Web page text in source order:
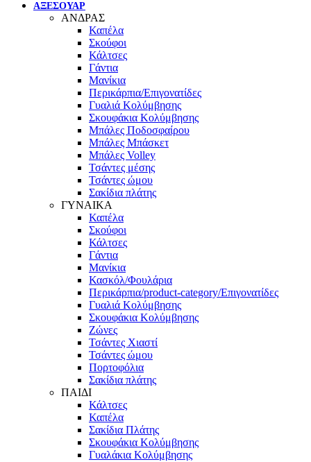
ΑΞΕΣΟΥΑΡ
ΑΝΔΡΑΣ
Καπέλα
Σκούφοι
Κάλτσες
Γάντια
Μανίκια
Περικάρπια/Επιγονατίδες
Γυαλιά Κολύμβησης
Σκουφάκια Κολύμβησης
Μπάλες Ποδοσφαίρου
Μπάλες Μπάσκετ
Μπάλες Volley
Τσάντες μέσης
Τσάντες ώμου
Σακίδια πλάτης
ΓΥΝΑΙΚΑ
Καπέλα
Σκούφοι
Κάλτσες
Γάντια
Μανίκια
Κασκόλ/Φουλάρια
Περικάρπια/product-category/Επιγονατίδες
Γυαλιά Κολύμβησης
Σκουφάκια Κολύμβησης
Ζώνες
Τσάντες Χιαστί
Τσάντες ώμου
Πορτοφόλια
Σακίδια πλάτης
ΠΑΙΔΙ
Κάλτσες
Καπέλα
Σακίδια Πλάτης
Σκουφάκια Κολύμβησης
Γυαλάκια Κολύμβησης